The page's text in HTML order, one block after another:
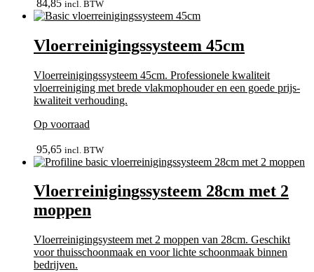
84,85 incl. BTW
Vloerreinigingssysteem 45cm
Vloerreinigingssysteem 45cm. Professionele kwaliteit
vloerreiniging met brede vlakmophouder en een goede prijs-
kwaliteit verhouding.
Op voorraad
95,65 incl. BTW
Vloerreinigingssysteem 28cm met 2
moppen
Vloerreinigingsysteem met 2 moppen van 28cm. Geschikt
voor thuisschoonmaak en voor lichte schoonmaak binnen
bedrijven.